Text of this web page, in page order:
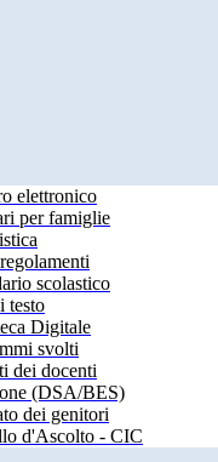
elettronico
per famiglie
scolastico
testo
Digitale
svolti
dei docenti
(DSA/BES)
dei genitori
d'Ascolto - CIC